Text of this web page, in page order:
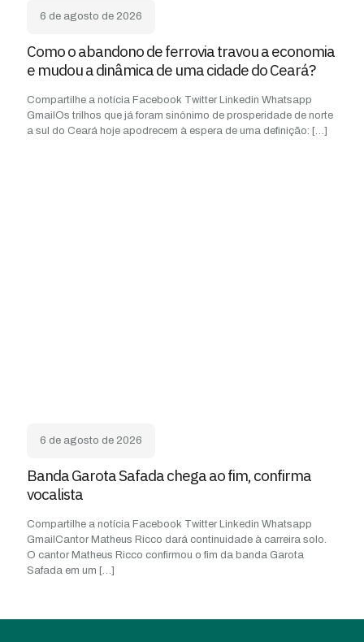
6 de agosto de 2026
Como o abandono de ferrovia travou a economia
e mudou a dinâmica de uma cidade do Ceará?
Compartilhe a notícia Facebook Twitter Linkedin Whatsapp
GmailOs trilhos que já foram sinônimo de prosperidade de norte
a sul do Ceará hoje apodrecem à espera de uma definição: […]
6 de agosto de 2026
Banda Garota Safada chega ao fim, confirma
vocalista
Compartilhe a notícia Facebook Twitter Linkedin Whatsapp
GmailCantor Matheus Ricco dará continuidade à carreira solo.
O cantor Matheus Ricco confirmou o fim da banda Garota
Safada em um […]